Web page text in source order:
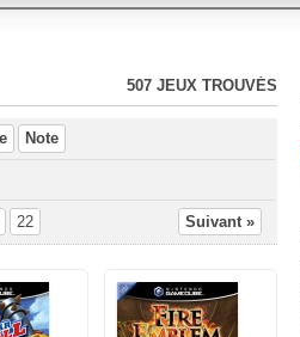
507 JEUX TROUVÉS
Note
22 Suivant »